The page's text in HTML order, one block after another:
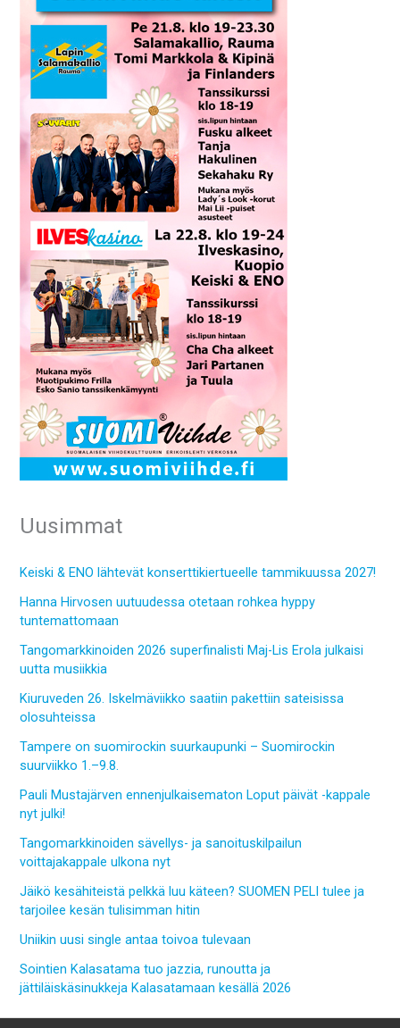
Uusimmat
Keiski & ENO lähtevät konserttikiertueelle tammikuussa 2027!
Hanna Hirvosen uutuudessa otetaan rohkea hyppy
tuntemattomaan
Tangomarkkinoiden 2026 superfinalisti Maj-Lis Erola julkaisi
uutta musiikkia
Kiuruveden 26. Iskelmäviikko saatiin pakettiin sateisissa
olosuhteissa
Tampere on suomirockin suurkaupunki – Suomirockin
suurviikko 1.–9.8.
Pauli Mustajärven ennenjulkaisematon Loput päivät -kappale
nyt julki!
Tangomarkkinoiden sävellys- ja sanoituskilpailun
voittajakappale ulkona nyt
Jäikö kesähiteistä pelkkä luu käteen? SUOMEN PELI tulee ja
tarjoilee kesän tulisimman hitin
Uniikin uusi single antaa toivoa tulevaan
Sointien Kalasatama tuo jazzia, runoutta ja
jättiläiskäsinukkeja Kalasatamaan kesällä 2026